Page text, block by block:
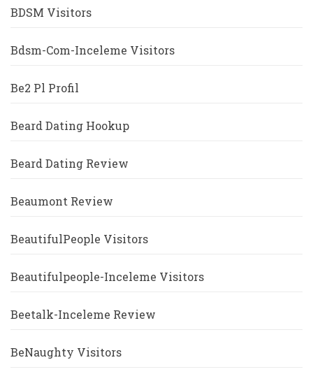
BDSM Visitors
Bdsm-Com-Inceleme Visitors
Be2 Pl Profil
Beard Dating Hookup
Beard Dating Review
Beaumont Review
BeautifulPeople Visitors
Beautifulpeople-Inceleme Visitors
Beetalk-Inceleme Review
BeNaughty Visitors